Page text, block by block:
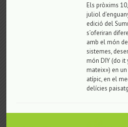
Els pròxims
juliol
edició del
s’oferiran
amb el món
sistemes,
món DIY (do it
mateix») en
atípic, en el
delícies